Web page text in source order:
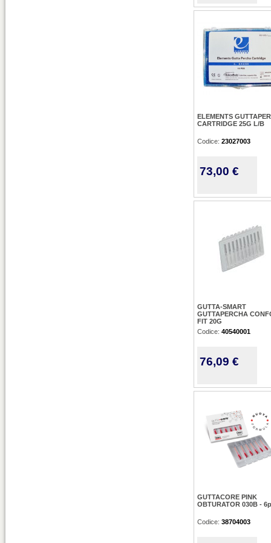
ELEMENTS
CARTRIDGE 25G L/B
Codice: 23027003
73,00 €
GUTTA-SMART
GUTTAPERCHA
FIT 20G
Codice: 40540001
76,09 €
GUTTACORE PINK
OBTURATOR 030B -
Codice: 38704003